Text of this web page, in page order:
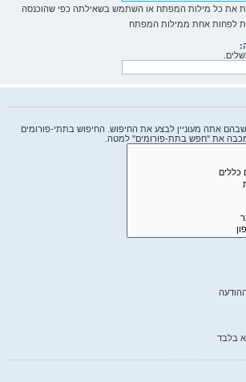
את כל מילות המפתח או השתמש בשאילתה כפי שהוכנסה
לפחות אחת ממילות המפתח
אתה מעוניין לבצע את החיפוש. החיפוש בתתי-פורומים
את "חפש בתת-פורומים" למטה.
בלבד